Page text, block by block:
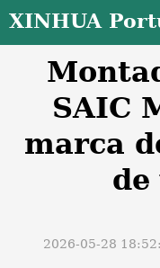
XINHUA
SAIC
marca
de
2026-05-28